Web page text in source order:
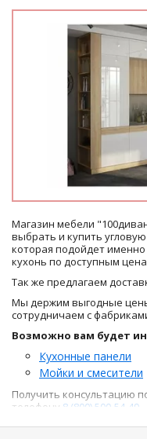
Магазин мебели
выбрать и купить
которая подойдет
кухонь по доступным
Так же предлагаем
Мы держим выгодные
сотрудничаем с
Возможно вам будет
Кухонные панели
Мойки и смесители
Получить консультацию
телефону 8 (800) 500-54-49.